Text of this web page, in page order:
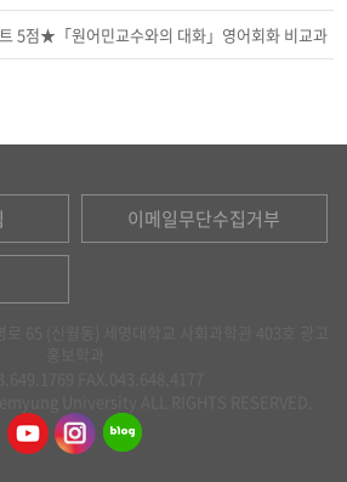
5점★「원어민교수와의 대화」영어회화 비교과
이메일무단수집거부